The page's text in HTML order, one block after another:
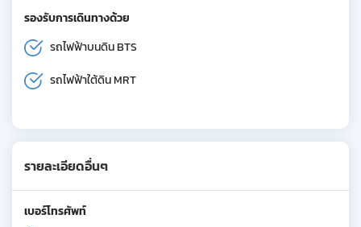
รองรับการเดินทางด้วย
รถไฟฟ้าบนดิน BTS
รถไฟฟ้าใต้ดิน MRT
รายละเอียดอื่นๆ
เบอร์โทรศัพท์